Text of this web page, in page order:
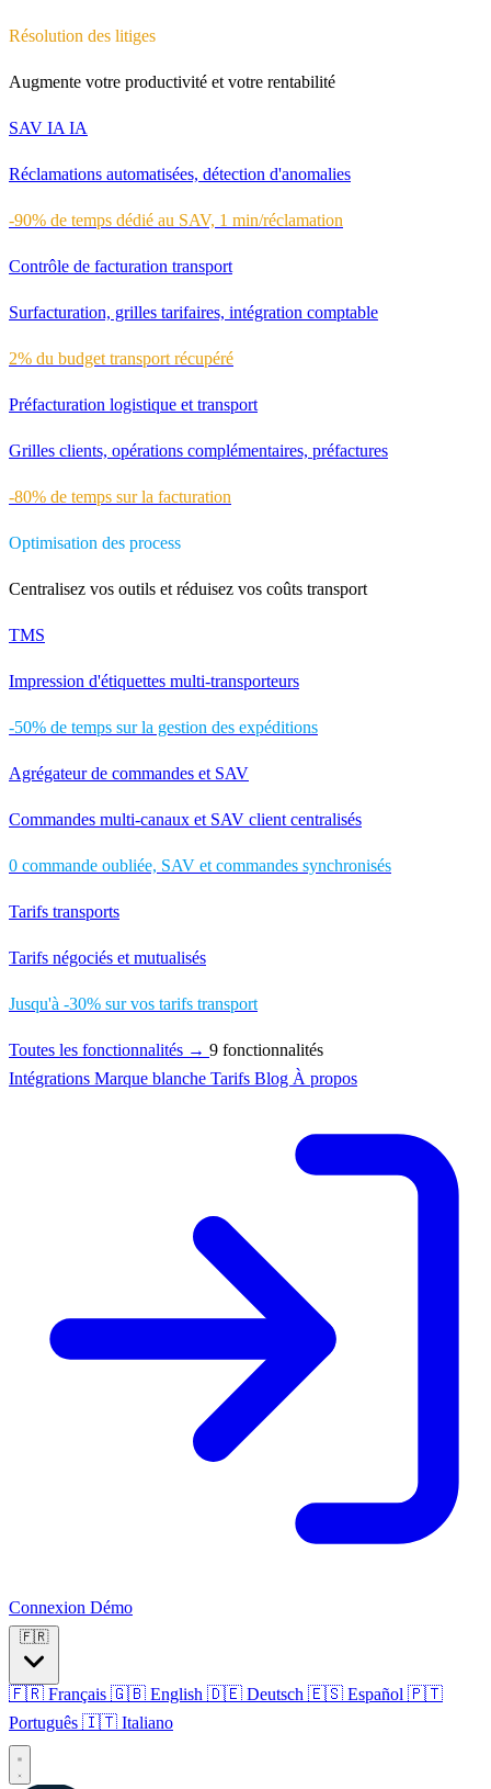
Résolution des litiges
Augmente votre productivité et votre rentabilité
SAV IA IA
Réclamations automatisées, détection d'anomalies
-90% de temps dédié au SAV, 1 min/réclamation
Contrôle de facturation transport
Surfacturation, grilles tarifaires, intégration comptable
2% du budget transport récupéré
Préfacturation logistique et transport
Grilles clients, opérations complémentaires, préfactures
-80% de temps sur la facturation
Optimisation des process
Centralisez vos outils et réduisez vos coûts transport
TMS
Impression d'étiquettes multi-transporteurs
-50% de temps sur la gestion des expéditions
Agrégateur de commandes et SAV
Commandes multi-canaux et SAV client centralisés
0 commande oubliée, SAV et commandes synchronisés
Tarifs transports
Tarifs négociés et mutualisés
Jusqu'à -30% sur vos tarifs transport
Toutes les fonctionnalités → 9 fonctionnalités
Intégrations Marque blanche Tarifs Blog À propos
Connexion Démo
🇫🇷
🇫🇷 Français 🇬🇧 English 🇩🇪 Deutsch 🇪🇸 Español 🇵🇹
Português 🇮🇹 Italiano